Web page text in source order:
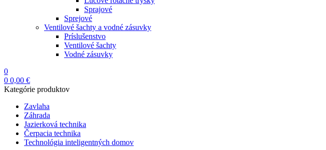
Sprajové
Sprejové
Ventilové šachty a vodné zásuvky
Príslušenstvo
Ventilové šachty
Vodné zásuvky
0
0 0,00 €
Kategórie produktov
Zavlaha
Záhrada
Jazierková technika
Čerpacia technika
Technológia inteligentných domov